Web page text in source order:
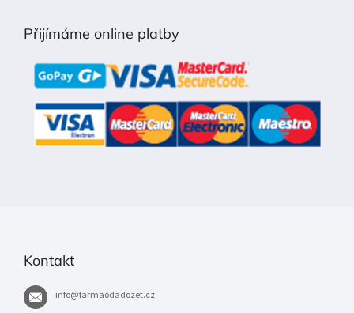
Přijímáme online platby
Kontakt
info@farmaodadozet.cz